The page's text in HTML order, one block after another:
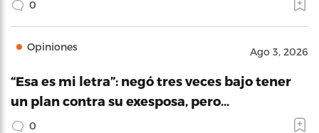
0
Opiniones Ago 3, 2026
“Esa es mi letra”: negó tres veces bajo tener
un plan contra su exesposa, pero…
0